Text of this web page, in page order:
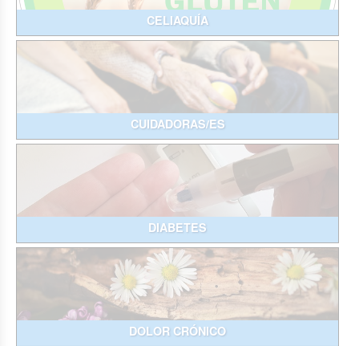
CELIAQUÍA
CUIDADORAS/ES
DIABETES
DOLOR CRÓNICO